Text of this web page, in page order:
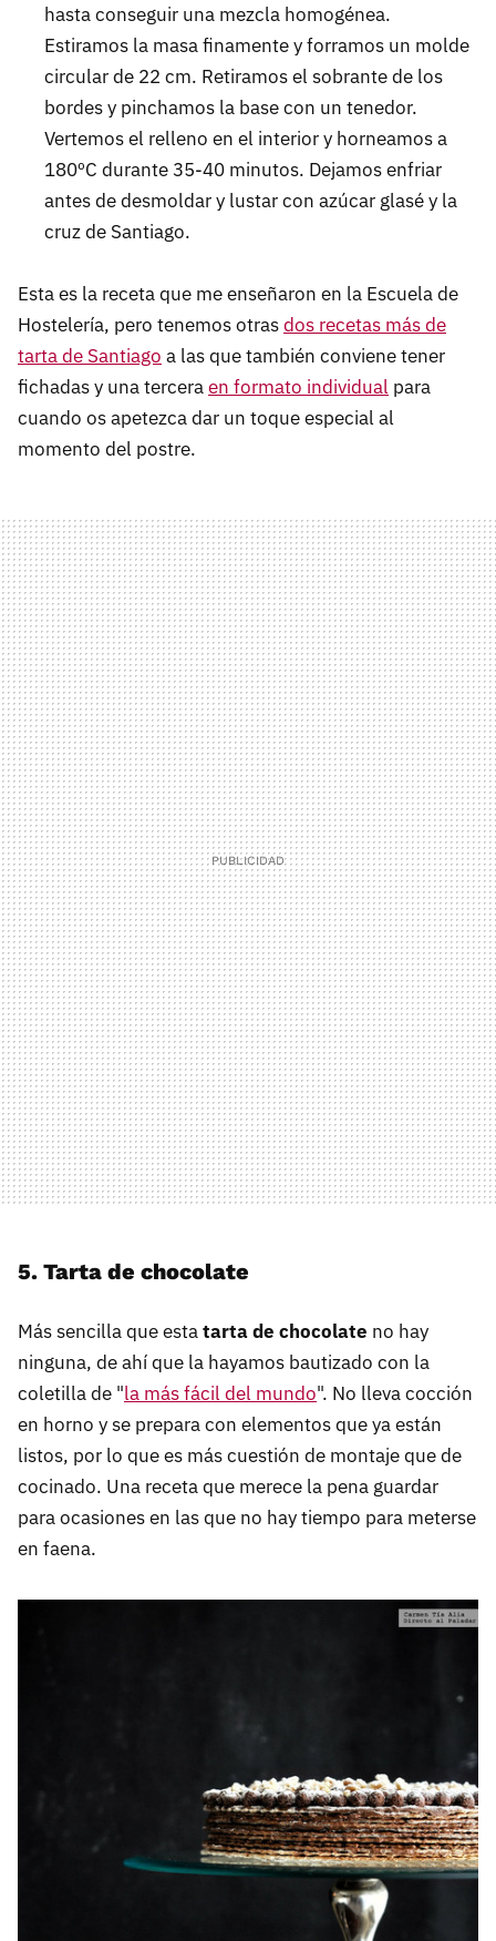
hasta conseguir una mezcla homogénea.
Estiramos la masa finamente y forramos un molde
circular de 22 cm. Retiramos el sobrante de los
bordes y pinchamos la base con un tenedor.
Vertemos el relleno en el interior y horneamos a
180ºC durante 35-40 minutos. Dejamos enfriar
antes de desmoldar y lustar con azúcar glasé y la
cruz de Santiago.
Esta es la receta que me enseñaron en la Escuela de
Hostelería, pero tenemos otrasdos recetas más de
tarta de Santiago a las que también conviene tener
fichadas y una terceraen formato individual para
cuando os apetezca dar un toque especial al
momento del postre.
5. Tarta de chocolate
Más sencilla que estatarta de chocolate no hay
ninguna, de ahí que la hayamos bautizado con la
coletilla de "la más fácil del mundo". No lleva cocción
en horno y se prepara con elementos que ya están
listos, por lo que es más cuestión de montaje que de
cocinado. Una receta que merece la pena guardar
para ocasiones en las que no hay tiempo para meterse
en faena.